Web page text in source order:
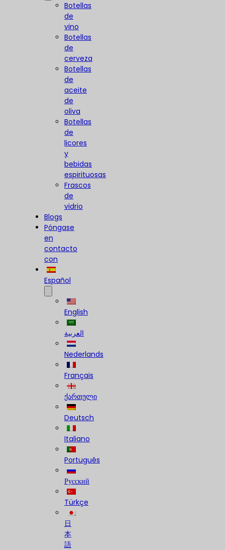
Botellas
de
vino
Botellas
de
cerveza
Botellas
de
aceite
de
oliva
Botellas
de
licores
y
bebidas
espirituosas
Frascos
de
vidrio
Blogs
Póngase
en
contacto
con
Español
English
العربية
Nederlands
Français
ქართული
Deutsch
Italiano
Português
Русский
Türkçe
日
本
語